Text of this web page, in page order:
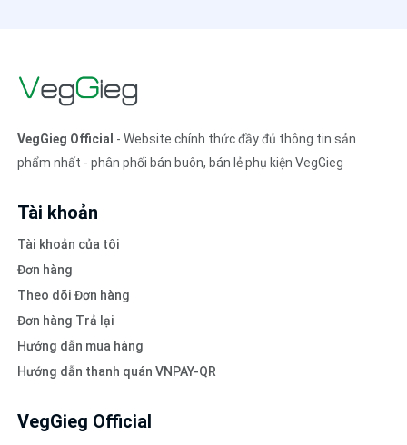
VegGieg Official - Website chính thức đầy đủ thông tin sản
phẩm nhất - phân phối bán buôn, bán lẻ phụ kiện VegGieg
Tài khoản
Tài khoản của tôi
Đơn hàng
Theo dõi Đơn hàng
Đơn hàng Trả lại
Hướng dẫn mua hàng
Hướng dẫn thanh quán VNPAY-QR
VegGieg Official